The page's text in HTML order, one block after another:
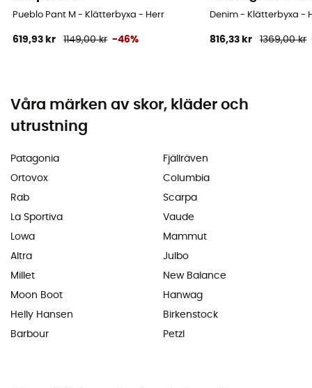
Pueblo Pant M - Klätterbyxa - Herr
619,93 kr 1149,00 kr -46%
Denim - Klätterbyxa -
816,33 kr 1369,00 kr
Våra märken av skor, kläder och
utrustning
Patagonia
Ortovox
Rab
La Sportiva
Lowa
Altra
Millet
Moon Boot
Helly Hansen
Barbour
Fjällräven
Columbia
Scarpa
Vaude
Mammut
Julbo
New Balance
Hanwag
Birkenstock
Petzl